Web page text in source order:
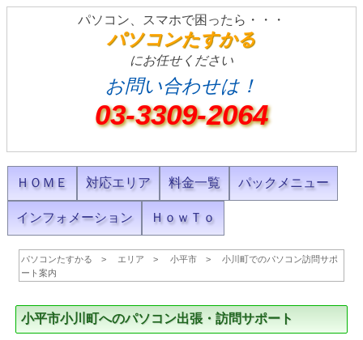
パソコン、スマホで困ったら・・・
パソコンたすかる
にお任せください
お問い合わせは！
03-3309-2064
ＨＯＭＥ 対応エリア 料金一覧 パックメニュー
インフォメーション ＨｏｗＴｏ
パソコンたすかる エリア 小平市
小川町でのパソコン訪問サポ
ート案内
小平市小川町へのパソコン出張・訪問サポート